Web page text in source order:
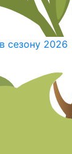
сезону 2026